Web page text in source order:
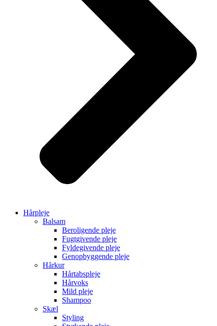
Hårpleje
Balsam
Beroligende pleje
Fugtgivende pleje
Fyldegivende pleje
Genopbyggende pleje
Hårkur
Hårtabspleje
Hårvoks
Mild pleje
Shampoo
Skæl
Styling